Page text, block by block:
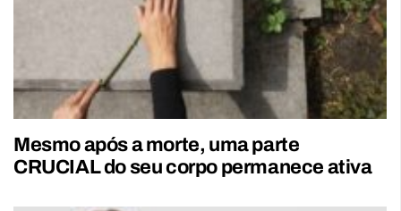
Mesmo após a morte, uma parte
CRUCIAL do seu corpo permanece ativa